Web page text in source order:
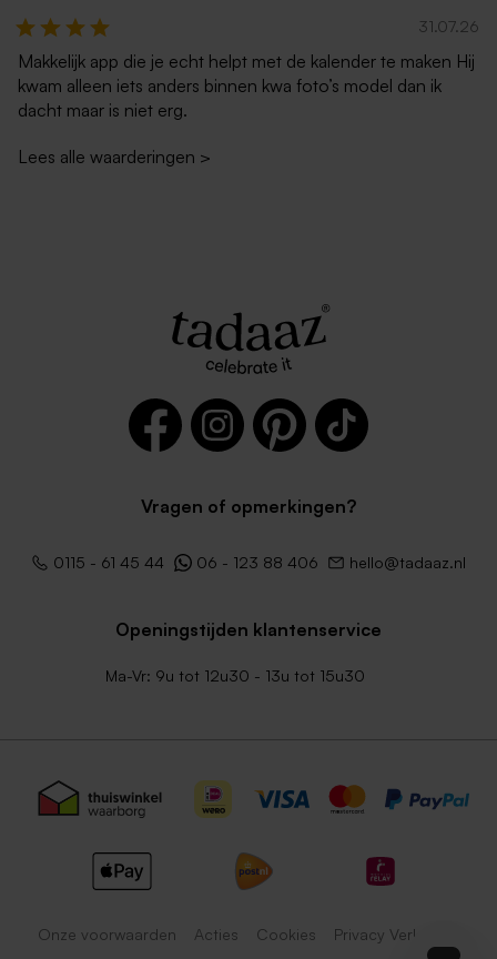
31.07.26
Makkelijk app die je echt helpt met de kalender te maken Hij
kwam alleen iets anders binnen kwa foto’s model dan ik
dacht maar is niet erg.
Lees alle waarderingen >
Vragen of opmerkingen?
0115 - 61 45 44 06 - 123 88 406 hello@tadaaz.nl
Openingstijden klantenservice
Ma-Vr: 9u tot 12u30 - 13u tot 15u30
Onze voorwaarden Acties Cookies Privacy Verklaring